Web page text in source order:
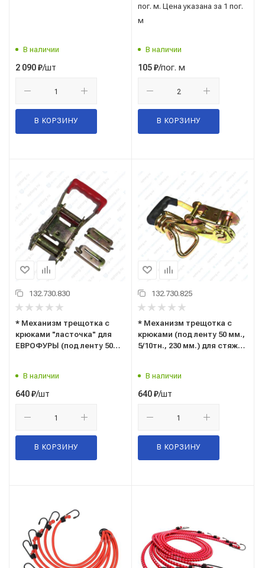
В наличии
2 090₽/шт
В КОРЗИНУ
пог. м. Цена указана за 1 пог.
м
В наличии
105₽/пог. м
В КОРЗИНУ
132.730.830
* Механизм трещотка с
крюками "ласточка" для
ЕВРОФУРЫ (под ленту 50
груза ("TOP AUTO"
С.Петербург) М5000к
В наличии
640₽/шт
В КОРЗИНУ
132.730.825
* Механизм трещотка с
крюками (под ленту 50 мм.,
5/10тн., 230 мм.) для стяжки
М5000
В наличии
640₽/шт
В КОРЗИНУ